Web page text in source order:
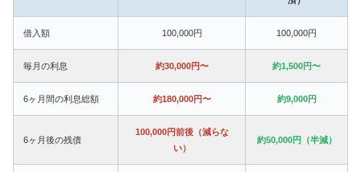
借入額 100,000円 100,000円
毎月の利息 約30,000円〜 約1,500円〜
6ヶ月間の利息総額 約180,000円〜 約9,000円
6ヶ月後の残債
100,000円前後（減らな
い）
約50,000円（半減）